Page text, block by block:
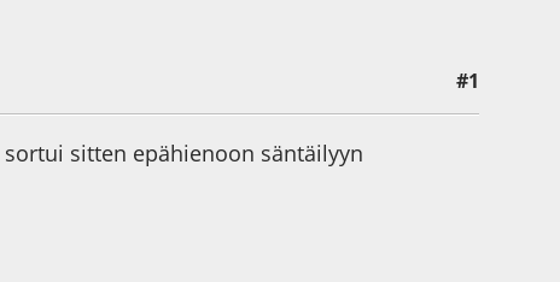
#1
sitten epähienoon säntäilyyn